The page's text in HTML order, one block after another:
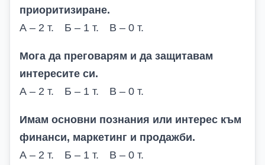
приоритизиране.
А – 2 т. Б – 1 т. В – 0 т.
Мога да преговарям и да защитавам
интересите си.
А – 2 т. Б – 1 т. В – 0 т.
Имам основни познания или интерес към
финанси, маркетинг и продажби.
А – 2 т. Б – 1 т. В – 0 т.